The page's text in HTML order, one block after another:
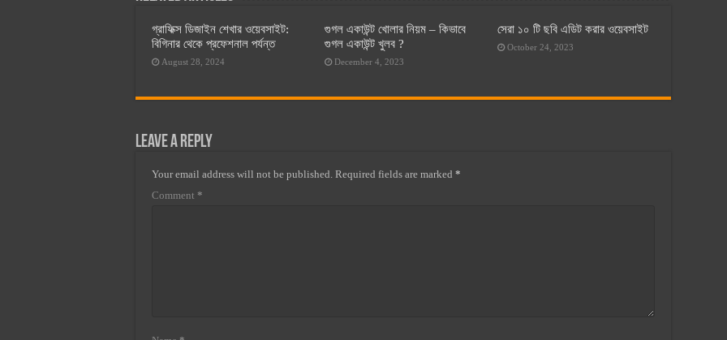
গ্রাফিক্স ডিজাইন শেখার ওয়েবসাইট:
বিগিনার থেকে প্রফেশনাল পর্যন্ত
August 28, 2024
গুগল একাউন্ট খোলার নিয়ম – কিভাবে
গুগল একাউন্ট খুলব ?
December 4, 2023
সেরা ১০ টি ছবি এডিট করার ওয়েবসাইট
October 24, 2023
Leave a Reply
Your email address will not be published. Required fields are marked *
Comment *